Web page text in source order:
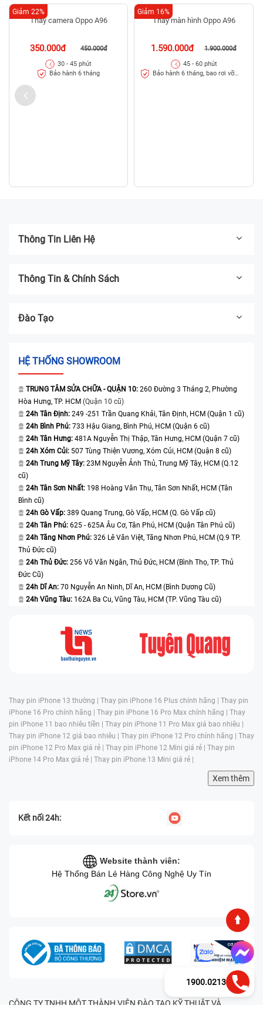
Thay camera Oppo A96
350.000đ 450.000đ
Giảm 22%
30 - 45 phút
Bảo hành 6 tháng
Thay màn hình Oppo A96
1.590.000đ 1.900.000đ
Giảm 16%
45 - 60 phút
Bảo hành 6 tháng, bao rơi vỡ
Thông Tin Liên Hệ
Thông Tin & Chính Sách
Đào Tạo
HỆ THỐNG SHOWROOM
TRUNG TÂM SỬA CHỮA - QUẬN 10: 260 Đường 3 Tháng 2, Phường
Hòa Hưng, TP. HCM (Quận 10 cũ)
24h Tân Định: 249 -251 Trần Quang Khải, Tân Định, HCM (Quận 1 cũ)
24h Bình Phú: 733 Hậu Giang, Bình Phú, HCM (Quận 6 cũ)
24h Tân Hưng: 481A Nguyễn Thị Thập, Tân Hưng, HCM (Quận 7 cũ)
24h Xóm Củi: 507 Tùng Thiện Vương, Xóm Củi, HCM (Quận 8 cũ)
24h Trung Mỹ Tây: 23M Nguyễn Ảnh Thủ, Trung Mỹ Tây, HCM (Q.12
cũ)
24h Tân Sơn Nhất: 198 Hoàng Văn Thụ, Tân Sơn Nhất, HCM (Tân
Bình cũ)
24h Gò Vấp: 389 Quang Trung, Gò Vấp, HCM (Q. Gò Vấp cũ)
24h Tân Phú: 625 - 625A Âu Cơ, Tân Phú, HCM (Quận Tân Phú cũ)
24h Tăng Nhơn Phú: 326 Lê Văn Việt, Tăng Nhơn Phú, HCM (Q.9 TP.
Thủ Đức cũ)
24h Thủ Đức: 256 Võ Văn Ngân, Thủ Đức, HCM (Bình Thọ, TP. Thủ
Đức Cũ)
24h Dĩ An: 70 Nguyễn An Ninh, Dĩ An, HCM (Bình Dương Cũ)
24h Vũng Tàu: 162A Ba Cu, Vũng Tàu, HCM (TP. Vũng Tàu cũ)
Thay pin iPhone 13 thường | Thay pin iPhone 16 Plus chính hãng | Thay pin
iPhone 16 Pro chính hãng | Thay pin iPhone 16 Pro Max chính hãng | Thay
pin iPhone 11 bao nhiêu tiền | Thay pin iPhone 11 Pro Max giá bao nhiêu |
Thay pin iPhone 12 giá bao nhiêu | Thay pin iPhone 12 Pro chính hãng | Thay
pin iPhone 12 Pro Max giá rẻ | Thay pin iPhone 12 Mini giá rẻ | Thay pin
iPhone 14 Pro Max giá rẻ | Thay pin iPhone 13 Mini giá rẻ |
Xem thêm
Kết nối 24h:
Website thành viên:
Hệ Thống Bán Lẻ Hàng Công Nghệ Uy Tín
CÔNG TY TNHH MỘT THÀNH VIÊN ĐÀO TẠO KỸ THUẬT VÀ
1900.0213